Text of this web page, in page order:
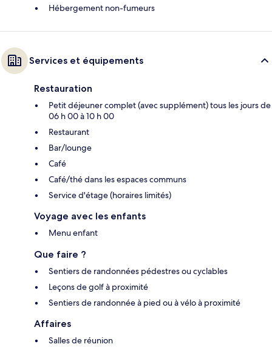
Hébergement non-fumeurs
Services et équipements
Restauration
Petit déjeuner complet (avec supplément) tous les jours de
06 h 00 à 10 h 00
Restaurant
Bar/lounge
Café
Café/thé dans les espaces communs
Service d'étage (horaires limités)
Voyage avec les enfants
Menu enfant
Que faire ?
Sentiers de randonnées pédestres ou cyclables
Leçons de golf à proximité
Sentiers de randonnée à pied ou à vélo à proximité
Affaires
Salles de réunion